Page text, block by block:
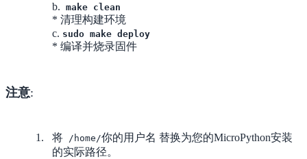
b. make clean
* 清理构建环境
c. sudo make deploy
* 编译并烧录固件
注意:
将 /home/你的用户名 替换为您的MicroPython安装
的实际路径。